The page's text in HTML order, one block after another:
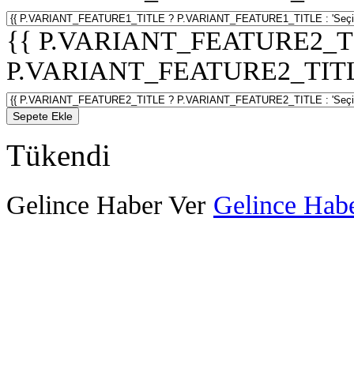
{{
Sepete Ekle
Tükendi
Gelince Haber Ver Gelince